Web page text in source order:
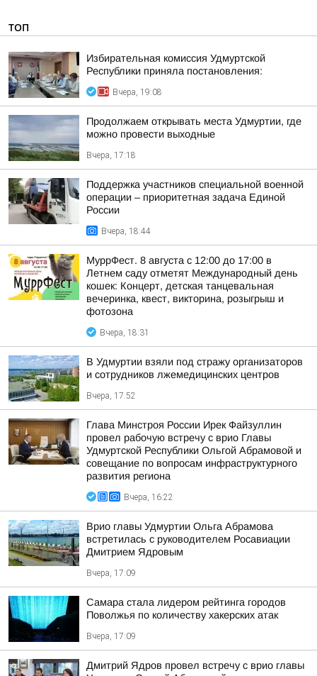
ТОП
Избирательная комиссия Удмуртской
Республики приняла постановления:
Вчера, 19:08
Продолжаем открывать места Удмуртии, где
можно провести выходные
Вчера, 17:18
Поддержка участников специальной военной
операции – приоритетная задача Единой
России
Вчера, 18:44
МуррФест. 8 августа с 12:00 до 17:00 в
Летнем саду отметят Международный день
кошек: Концерт, детская танцевальная
вечеринка, квест, викторина, розыгрыш и
фотозона
Вчера, 18:31
В Удмуртии взяли под стражу организаторов
и сотрудников лжемедицинских центров
Вчера, 17:52
Глава Минстроя России Ирек Файзуллин
провел рабочую встречу с врио Главы
Удмуртской Республики Ольгой Абрамовой и
совещание по вопросам инфраструктурного
развития региона
Вчера, 16:22
Врио главы Удмуртии Ольга Абрамова
встретилась с руководителем Росавиации
Дмитрием Ядровым
Вчера, 17:09
Самара стала лидером рейтинга городов
Поволжья по количеству хакерских атак
Вчера, 17:09
Дмитрий Ядров провел встречу с врио главы